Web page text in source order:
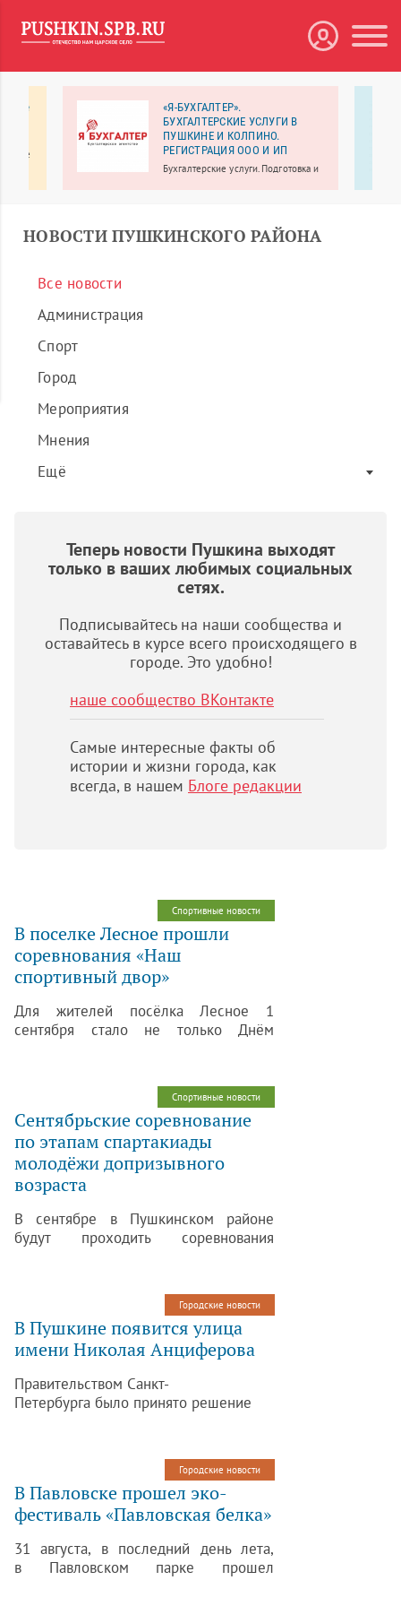
«Я-БУХГАЛТЕР».
БУХГАЛТЕРСКИЕ УСЛУГИ В
ПУШКИНЕ И КОЛПИНО.
РЕГИСТРАЦИЯ ООО И ИП
Бухгалтерские услуги. Подготовка и
НОВОСТИ ПУШКИНСКОГО РАЙОНА
Все новости
Администрация
Спорт
Город
Мероприятия
Мнения
Ещё
Теперь новости Пушкина выходят
только в ваших любимых социальных
сетях.
Подписывайтесь на наши сообщества и
оставайтесь в курсе всего происходящего в
городе. Это удобно!
наше сообщество ВКонтакте
Самые интересные факты об
истории и жизни города, как
всегда, в нашем Блоге редакции
Спортивные новости
В поселке Лесное прошли
соревнования «Наш
спортивный двор»
Для жителей посёлка Лесное 1
сентября стало не только Днём
специалистами Центра физической
культуры, спорта и здоровья «Царское
Село» здесь был проведен
замечательный физкультурный
праздник «Наш спортивный двор»,
посвящённый Дню знаний.
Спортивные новости
Сентябрьские соревнование
по этапам спартакиады
молодёжи допризывного
возраста
В сентябре в Пушкинском районе
будут проходить соревнования
Городские новости
В Пушкине появится улица
имени Николая Анциферова
Правительством Санкт-
Петербурга было принято решение
Городские новости
В Павловске прошел эко-
фестиваль «Павловская белка»
31 августа, в последний день лета,
в Павловском парке прошел